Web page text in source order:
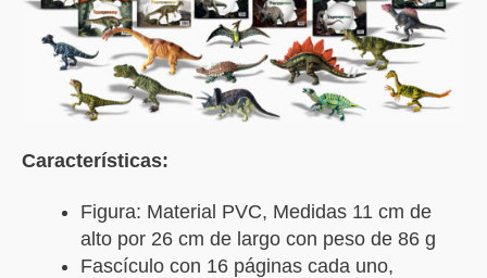
Características:
Figura: Material PVC, Medidas 11 cm de
alto por 26 cm de largo con peso de 86 g
Fascículo con 16 páginas cada uno,